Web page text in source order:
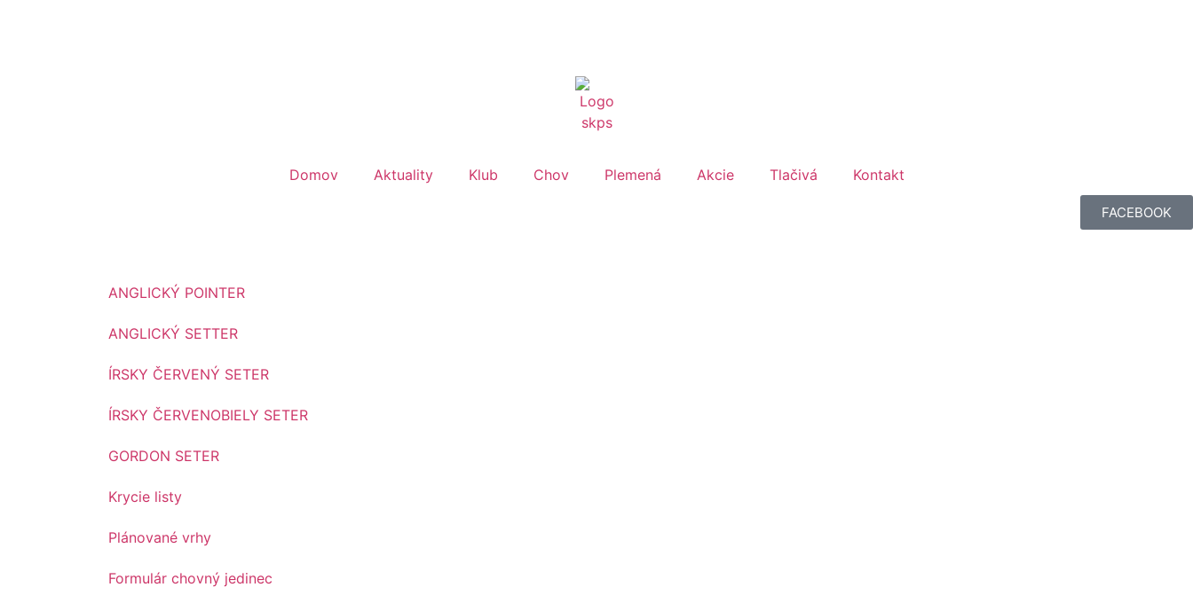
Domov Aktuality Klub Chov Plemená Akcie Tlačivá Kontakt
FACEBOOK
ANGLICKÝ POINTER
ANGLICKÝ SETTER
ÍRSKY ČERVENÝ SETER
ÍRSKY ČERVENOBIELY SETER
GORDON SETER
Krycie listy
Plánované vrhy
Formulár chovný jedinec